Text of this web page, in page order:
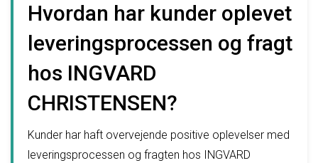
Hvordan har kunder oplevet
leveringsprocessen og fragt
hos INGVARD
CHRISTENSEN?
Kunder har haft overvejende positive oplevelser med
leveringsprocessen og fragten hos INGVARD